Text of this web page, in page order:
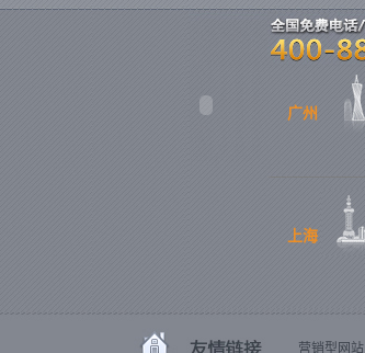
广州
上海
营销型网站